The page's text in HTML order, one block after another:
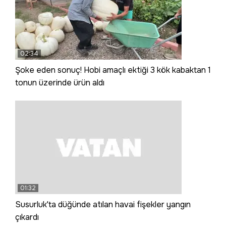
02:34
Şoke eden sonuç! Hobi amaçlı ektiği 3 kök kabaktan 1
tonun üzerinde ürün aldı
01:32
Susurluk'ta düğünde atılan havai fişekler yangın
çıkardı